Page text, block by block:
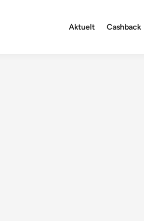
Aktuelt Cashback